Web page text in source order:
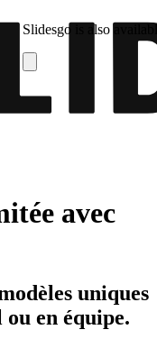
Slidesgo is also
avec
uniques
en équipe.